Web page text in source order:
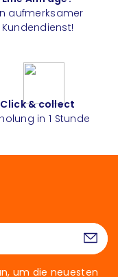
aufmerksamer
Kundendienst!
Click & collect
in 1 Stunde
um die neuesten